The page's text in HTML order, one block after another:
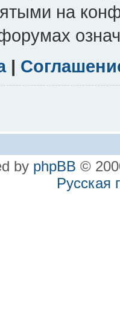
на
|
by phpBB ©
Русская